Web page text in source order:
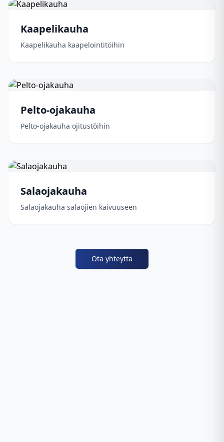
Kaapelikauha
Kaapelikauha kaapelointitöihin
Pelto-ojakauha
Pelto-ojakauha ojitustöihin
Salaojakauha
Salaojakauha salaojien kaivuuseen
Ota yhteyttä